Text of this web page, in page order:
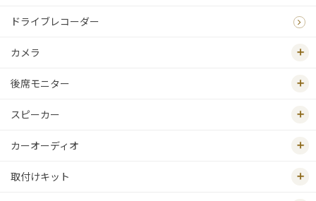
ドライブレコーダー
カメラ
後席モニター
スピーカー
カーオーディオ
取付けキット